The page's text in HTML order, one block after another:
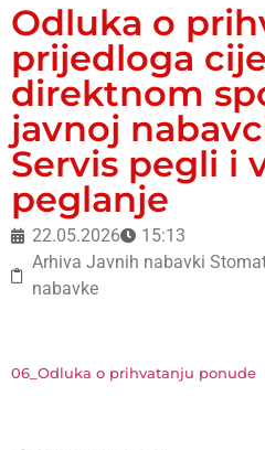
Odluka o
prijedloga
direktnom
javnoj
Servis pegli i
peglanje
22.05.2026
15:13
Arhiva Javnih nabavki
nabavke
06_Odluka o prihvatanju ponude